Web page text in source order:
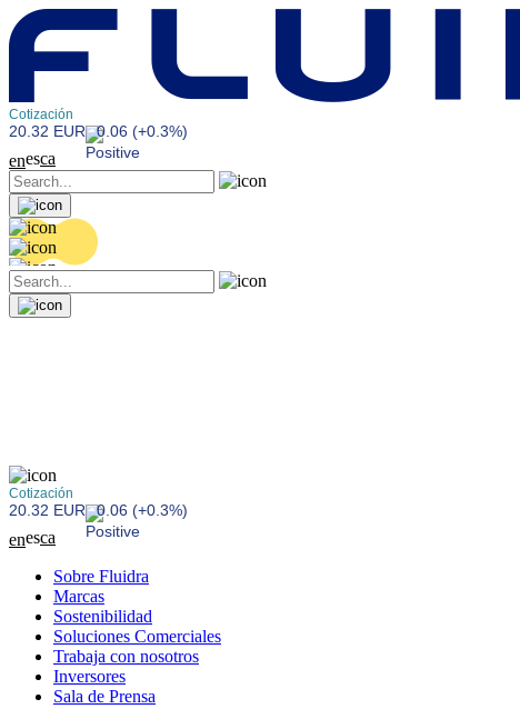
Cotización
20.32 EUR 0.06 (+0.3%)
enesca
Cotización
20.32 EUR 0.06 (+0.3%)
enesca
Sobre Fluidra
Marcas
Sostenibilidad
Soluciones Comerciales
Trabaja con nosotros
Inversores
Sala de Prensa